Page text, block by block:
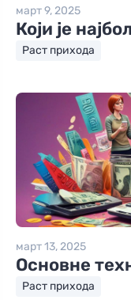
март 9, 2025
Који је
Раст прихода
март 13, 2025
Основне
Раст прихода